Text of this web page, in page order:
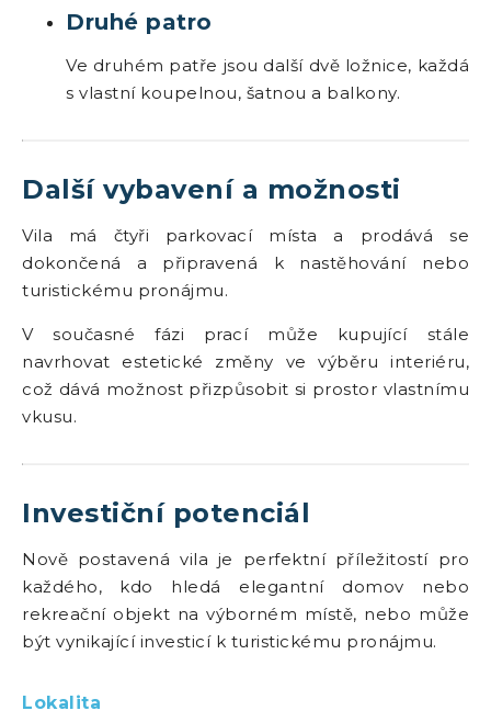
Druhé patro
Ve druhém patře jsou další dvě ložnice, každá
s vlastní koupelnou, šatnou a balkony.
Další vybavení a možnosti
Vila má čtyři parkovací místa a prodává se
dokončená a připravená k nastěhování nebo
turistickému pronájmu.
V současné fázi prací může kupující stále
navrhovat estetické změny ve výběru interiéru,
což dává možnost přizpůsobit si prostor vlastnímu
vkusu.
Investiční potenciál
Nově postavená vila je perfektní příležitostí pro
každého, kdo hledá elegantní domov nebo
rekreační objekt na výborném místě, nebo může
být vynikající investicí k turistickému pronájmu.
Lokalita